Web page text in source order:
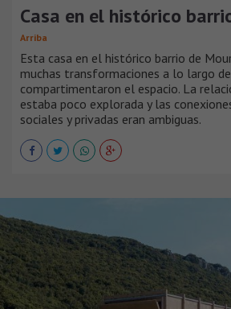
Casa en el histórico
Arriba
Esta casa en el histórico barrio de
muchas transformaciones a lo largo
compartimentaron el espacio. La
estaba poco explorada y las
sociales y privadas eran ambiguas.